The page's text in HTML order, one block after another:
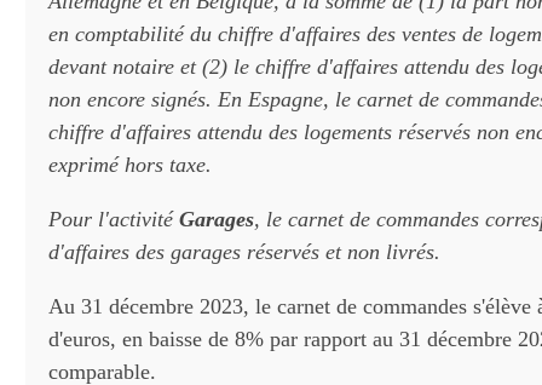
en comptabilité du chiffre d'affaires des ventes de
devant notaire et (2) le chiffre d'affaires attendu des
non encore signés. En Espagne, le carnet de
chiffre d'affaires attendu des logements réservés non
exprimé hors taxe.
Pour l'activité Garages, le carnet de commandes
d'affaires des garages réservés et non livrés.
Au 31 décembre 2023, le carnet de commandes
d'euros, en baisse de 8% par rapport au 31 décembre
comparable.